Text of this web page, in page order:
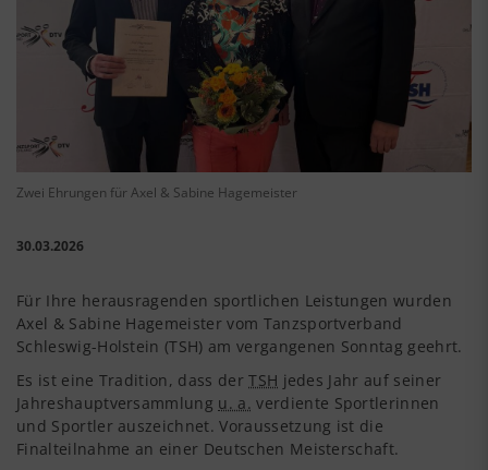
Zwei Ehrungen für Axel & Sabine Hagemeister
30.03.2026
Für Ihre herausragenden sportlichen Leistungen wurden
Axel & Sabine Hagemeister vom Tanzsportverband
Schleswig-Holstein (TSH) am vergangenen Sonntag geehrt.
Es ist eine Tradition, dass derTSH jedes Jahr auf seiner
Jahreshauptversammlung u. a. verdiente Sportlerinnen
und Sportler auszeichnet. Voraussetzung ist die
Finalteilnahme an einer Deutschen Meisterschaft.